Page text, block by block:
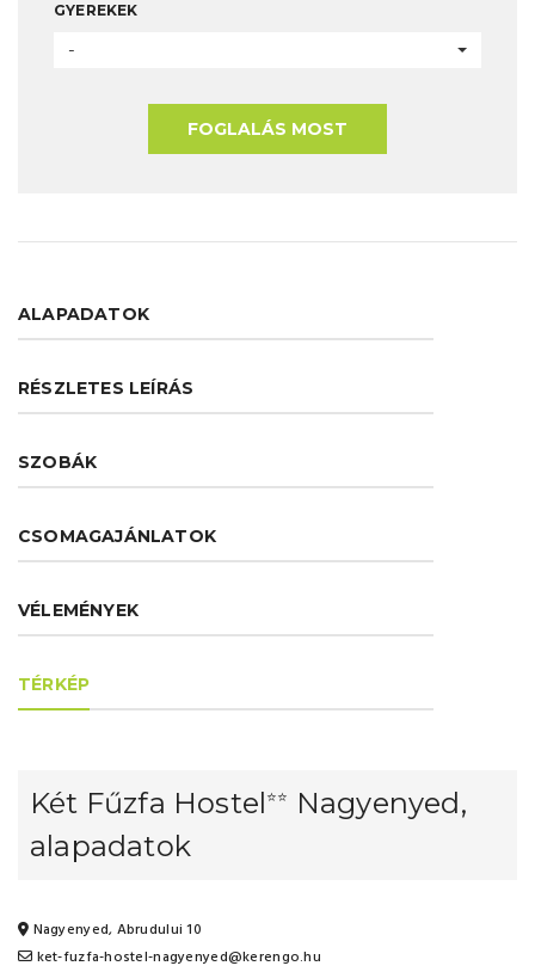
GYEREKEK
-
FOGLALÁS MOST
ALAPADATOK
RÉSZLETES LEÍRÁS
SZOBÁK
CSOMAGAJÁNLATOK
VÉLEMÉNYEK
TÉRKÉP
Két Fűzfa Hostel ⭐⭐
Nagyenyed,
alapadatok
Nagyenyed, Abrudului 10
ket-fuzfa-hostel-nagyenyed@kerengo.hu